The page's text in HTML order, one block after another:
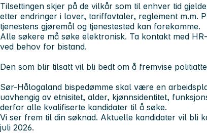
Tilsettingen skjer på de vilkår som til enhver tid
etter endringer i lover, tariffavtaler, reglement m.m.
tjenestens gjøremål og tjenestested kan forekomme.
Alle søkere må søke elektronisk. Ta kontakt med
ved behov for bistand.
Den som blir tilsatt vil bli bedt om å fremvise
Sør-Hålogaland bispedømme skal være en
uavhengig av etnisitet, alder, kjønnsidentitet,
derfor alle kvalifiserte kandidater til å søke.
Vi ser frem til din søknad. Aktuelle kandidater vil bli
juli 2026.